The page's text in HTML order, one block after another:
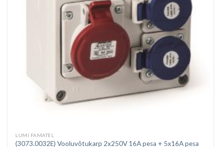
LUMI FAMATEL
(3073.0032E) Vooluvõtukarp 2x250V 16A pesa + 5x16A pesa